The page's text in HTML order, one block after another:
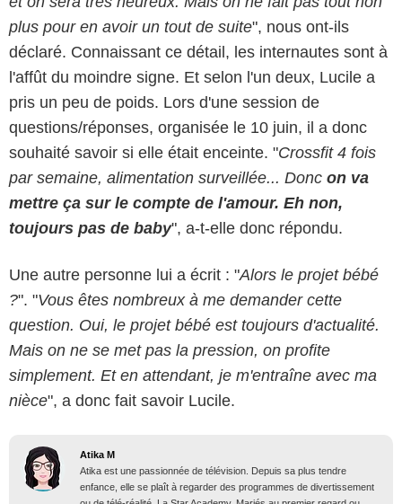
plus pour en avoir un tout de suite", nous ont-ils
déclaré. Connaissant ce détail, les internautes sont à
l'affût du moindre signe. Et selon l'un deux, Lucile a
pris un peu de poids. Lors d'une session de
questions/réponses, organisée le 10 juin, il a donc
souhaité savoir si elle était enceinte. "Crossfit 4 fois
par semaine, alimentation surveillée... Donc on va
mettre ça sur le compte de l'amour. Eh non,
toujours pas de baby", a-t-elle donc répondu.
Une autre personne lui a écrit : "Alors le projet bébé
?". "Vous êtes nombreux à me demander cette
question. Oui, le projet bébé est toujours d'actualité.
Mais on ne se met pas la pression, on profite
simplement. Et en attendant, je m'entraîne avec ma
nièce", a donc fait savoir Lucile.
Atika M
Atika est une passionnée de télévision. Depuis sa plus tendre
enfance, elle se plaît à regarder des programmes de divertissement